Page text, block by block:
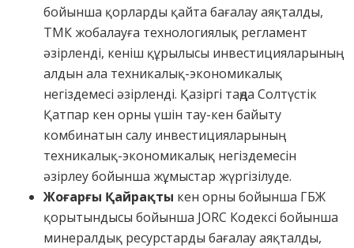
бойынша қорларды қайта бағалау аяқталды,
ТМК жобалауға технологиялық регламент
әзірленді, кеніш құрылысы инвестицияларының
алдын ала техникалық-экономикалық
негіздемесі әзірленді. Қазіргі таңда Солтүстік
Қатпар кен орны үшін тау-кен байыту
комбинатын салу инвестицияларының
техникалық-экономикалық негіздемесін
әзірлеу бойынша жұмыстар жүргізілуде.
Жоғарғы Қайрақты кен орны бойынша ГБЖ
қорытындысы бойынша JORC Кодексі бойынша
минералдық ресурстарды бағалау аяқталды,